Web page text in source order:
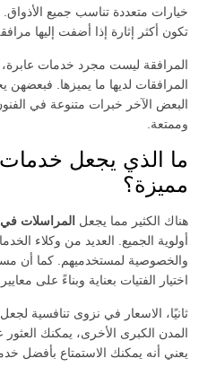
خيارات متعددة تناسب جميع
تكون أكثر إثارة إذا أضفت إليها
المرافقة ليست مجرد خدمات
المرافقات لديها ما يميزها. فبعضهن
البعض الآخر خبرات متنوعة في
وممتعة.
ما الذي يجعل
مميزة؟
هناك الكثير مما يجعل المراسلات
أولوية الجميع. العديد من وكلاء
والخصوصية لمستخدميهم. كما أن
اختيار الفتيات بعناية وبناءً على
ثانيًا، الاسعار في نزوى تنافسية
المدن الكبرى الأخرى، يمكنك
يعني أنه يمكنك الاستمتاع بأفضل